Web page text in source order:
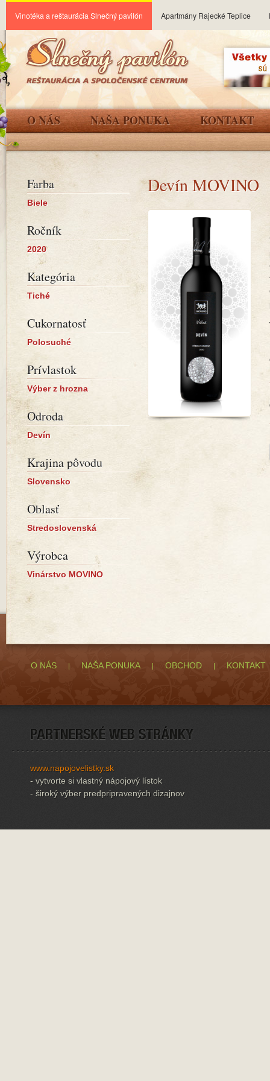
Vinotéka a reštaurácia Slnečný pavilón Apartmány Rajecké Teplice
O NÁS NAŠA PONUKA KONTAKT
Farba
Biele
Ročník
2020
Kategória
Tiché
Cukornatosť
Polosuché
Prívlastok
Výber z hrozna
Odroda
Devín
Krajina pôvodu
Slovensko
Oblasť
Stredoslovenská
Výrobca
Vinárstvo MOVINO
Devín MOVINO
O NÁS NAŠA PONUKA OBCHOD KONTAKT
www.napojovelistky.sk
- vytvorte si vlastný nápojový lístok
- široký výber predpripravených dizajnov